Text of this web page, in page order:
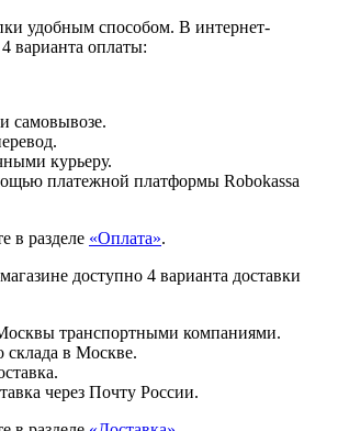
удобным способом. В интернет-
варианта оплаты:
самовывозе.
курьеру.
платежной платформы Robokassa
в разделе «Оплата».
доступно 4 варианта доставки
транспортными компаниями.
склада в Москве.
через Почту России.